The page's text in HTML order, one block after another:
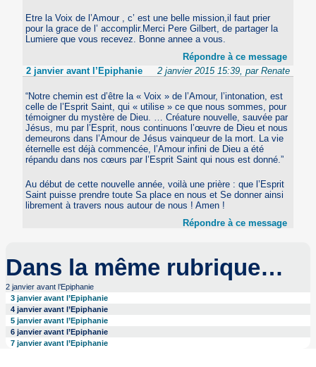
Etre la Voix de l’Amour , c’ est une belle mission,il faut prier
pour la grace de l’ accomplir.Merci Pere Gilbert, de partager la
Lumiere que vous recevez. Bonne annee a vous.
Répondre à ce message
2 janvier avant l’Epiphanie
2 janvier 2015 15:39, par Renate
“Notre chemin est d’être la « Voix » de l’Amour, l’intonation, est
celle de l’Esprit Saint, qui « utilise » ce que nous sommes, pour
témoigner du mystère de Dieu. … Créature nouvelle, sauvée par
Jésus, mu par l’Esprit, nous continuons l’œuvre de Dieu et nous
demeurons dans l’Amour de Jésus vainqueur de la mort. La vie
éternelle est déjà commencée, l’Amour infini de Dieu a été
répandu dans nos cœurs par l’Esprit Saint qui nous est donné.”
Au début de cette nouvelle année, voilà une prière : que l’Esprit
Saint puisse prendre toute Sa place en nous et Se donner ainsi
librement à travers nous autour de nous ! Amen !
Répondre à ce message
Dans la même rubrique…
2 janvier avant l’Epiphanie
3 janvier avant l’Epiphanie
4 janvier avant l’Epiphanie
5 janvier avant l’Epiphanie
6 janvier avant l’Epiphanie
7 janvier avant l’Epiphanie